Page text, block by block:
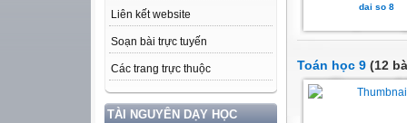
Liên kết website
Soạn bài trực tuyến
Các trang trực thuộc
TÀI NGUYÊN DẠY HỌC
dai so 8
Toán học 9 (12